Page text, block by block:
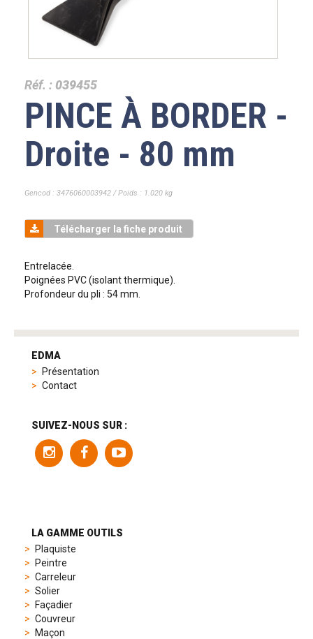
Réf. : 039455
PINCE À BORDER -
Droite - 80 mm
Gencod : 3476060003942 / Poids : 1.020 kg
Télécharger la fiche produit
Entrelacée.
Poignées PVC (isolant thermique).
Profondeur du pli : 54 mm.
tag
product
sporty
chronographs
elegant
watches.
EDMA
Présentation
Contact
SUIVEZ-NOUS SUR :
LA GAMME OUTILS
Plaquiste
Peintre
Carreleur
Solier
Façadier
Couvreur
Maçon